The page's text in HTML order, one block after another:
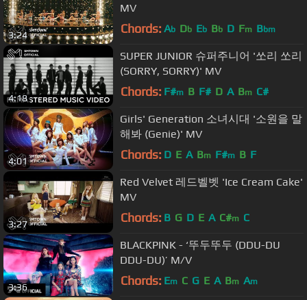
3:24
MV
Chords: Ab Db Eb Bb D Fm Bbm
4:18
SUPER JUNIOR 슈퍼주니어 '쏘리 쏘리
(SORRY, SORRY)' MV
Chords: F#m B F# D A Bm C#
4:01
Girls' Generation 소녀시대 '소원을 말
해봐 (Genie)' MV
Chords: D E A Bm F#m B F
3:27
Red Velvet 레드벨벳 'Ice Cream Cake'
MV
Chords: B G D E A C#m C
3:36
BLACKPINK - ‘뚜두뚜두 (DDU-DU
DDU-DU)’ M/V
Chords: Em C G E A Bm Am